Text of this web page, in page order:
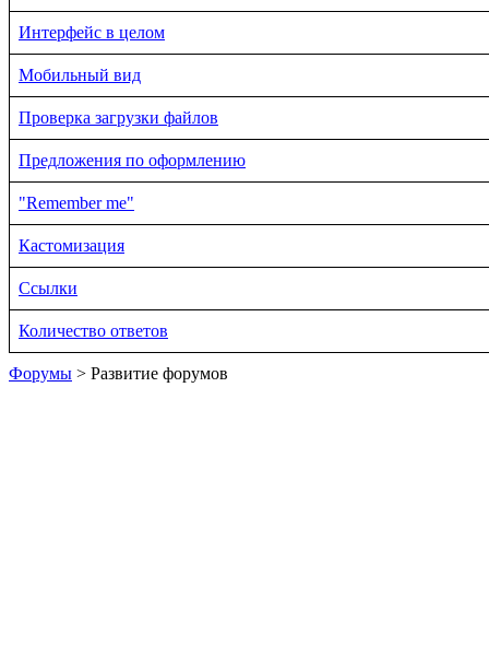
Интерфейс в целом
Мобильный вид
Проверка загрузки файлов
Предложения по оформлению
"Remember me"
Кастомизация
Ссылки
Количество ответов
Форумы > Развитие форумов